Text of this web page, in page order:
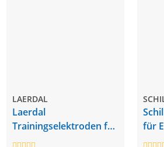
LAERDAL
Laerdal
Trainingselektroden für
AED Trainer 2 & 3,
für